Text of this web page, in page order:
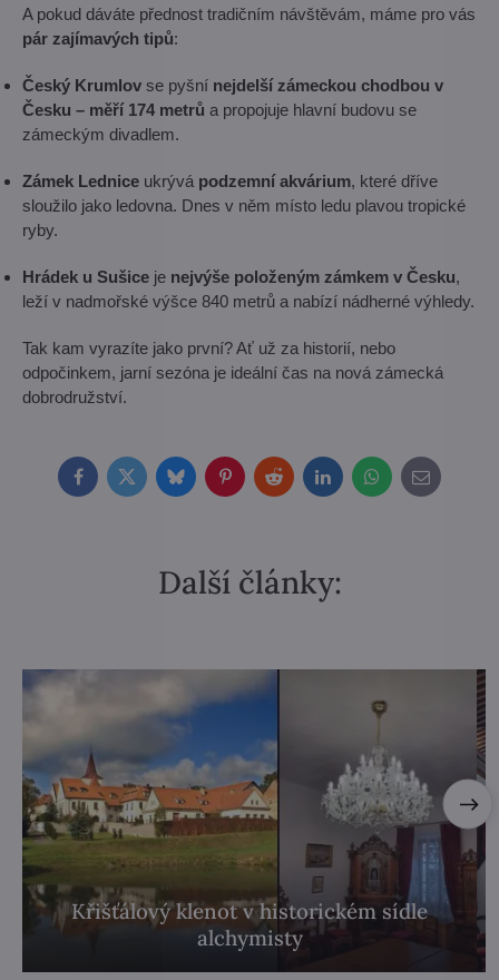
A pokud dáváte přednost tradičním návštěvám, máme pro vás
pár zajímavých tipů:
Český Krumlov se pyšní nejdelší zámeckou chodbou v
Česku – měří 174 metrů a propojuje hlavní budovu se
zámeckým divadlem.
Zámek Lednice ukrývá podzemní akvárium, které dříve
sloužilo jako ledovna. Dnes v něm místo ledu plavou tropické
ryby.
Hrádek u Sušice je nejvýše položeným zámkem v Česku,
leží v nadmořské výšce 840 metrů a nabízí nádherné výhledy.
Tak kam vyrazíte jako první? Ať už za historií, nebo
odpočinkem, jarní sezóna je ideální čas na nová zámecká
dobrodružství.
FacebookTwitterBlueskyPinterestRedditLinkedInWhatsApp
E-
mail
Další články:
Křišťálový klenot v historickém sídle
alchymisty